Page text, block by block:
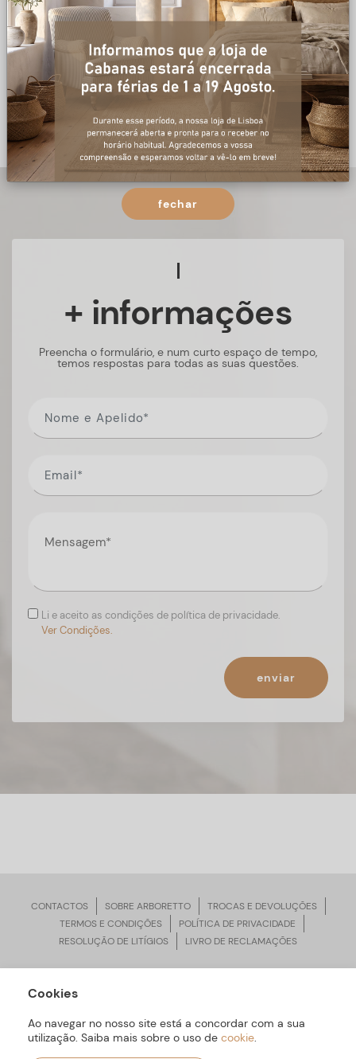
+ informações
Preencha o formulário, e num curto espaço de tempo,
temos respostas para todas as suas questões.
Li e aceito as condições de política de privacidade.
Ver Condições.
enviar
CONTACTOS SOBRE ARBORETTO
TROCAS E DEVOLUÇÕES
TERMOS E CONDIÇÕES
POLÍTICA DE PRIVACIDADE
RESOLUÇÃO DE LITÍGIOS
LIVRO DE RECLAMAÇÕES
ARBORETTO © Todos os Direitos Reservados | Desenvolvido por
Cookies
Ao navegar no nosso site está a concordar com a sua
utilização. Saiba mais sobre o uso de cookie.
fechar